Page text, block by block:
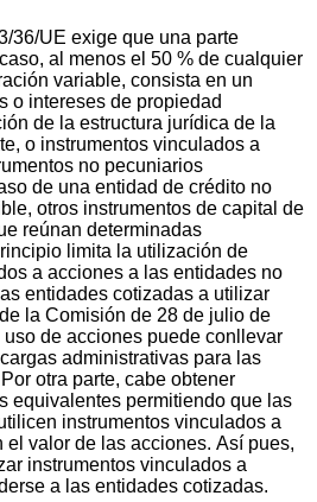
36/UE exige que una parte
al menos el 50 % de cualquier
variable, consista en un
o intereses de propiedad
de la estructura jurídica de la
o instrumentos vinculados a
no pecuniarios
de una entidad de crédito no
otros instrumentos de capital de
reúnan determinadas
limita la utilización de
a acciones a las entidades no
entidades cotizadas a utilizar
la Comisión de 28 de julio de
de acciones puede conllevar
administrativas para las
otra parte, cabe obtener
equivalentes permitiendo que las
instrumentos vinculados a
el valor de las acciones. Así pues,
instrumentos vinculados a
a las entidades cotizadas.